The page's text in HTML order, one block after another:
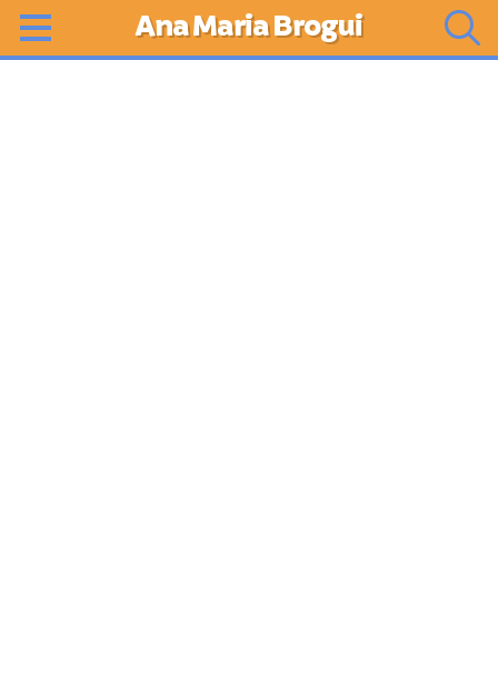
Ana Maria Brogui